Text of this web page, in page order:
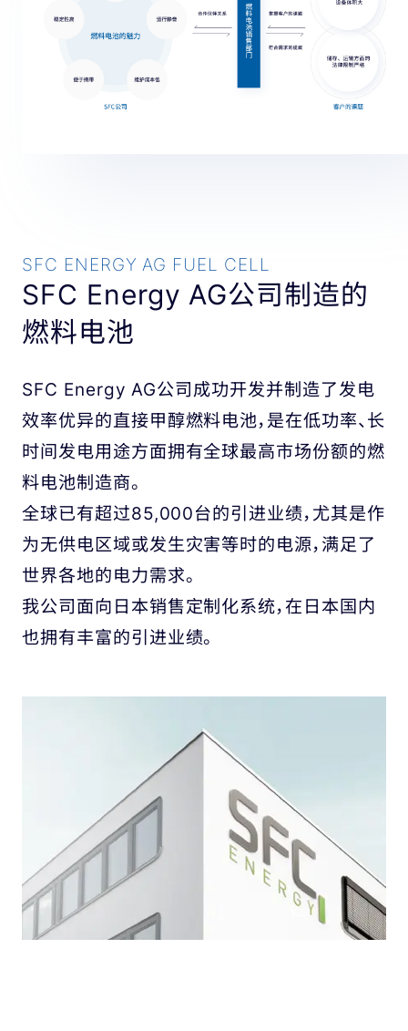
SFC ENERGY AG FUEL CELL
SFC Energy AG公司制造的
燃料电池
SFC Energy AG公司成功开发并制造了发电
效率优异的直接甲醇燃料电池，是在低功率、长
时间发电用途方面拥有全球最高市场份额的燃
料电池制造商。
全球已有超过85,000台的引进业绩，尤其是作
为无供电区域或发生灾害等时的电源，满足了
世界各地的电力需求。
我公司面向日本销售定制化系统，在日本国内
也拥有丰富的引进业绩。